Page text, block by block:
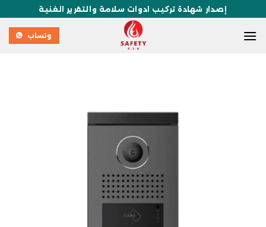
إصدار شهادة تركيب ادوات سلامة والتقرير الفنية
وتساب